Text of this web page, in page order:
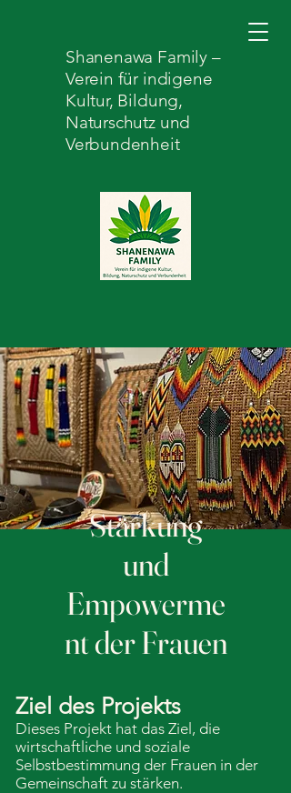
Shanenawa Family –
Verein für indigene
Kultur, Bildung,
Naturschutz und
Verbundenheit
Stärkung
und
Empowerme
nt der Frauen
Ziel des Projekts
Dieses Projekt hat das Ziel, die
wirtschaftliche und soziale
Selbstbestimmung der Frauen in der
Gemeinschaft zu stärken.